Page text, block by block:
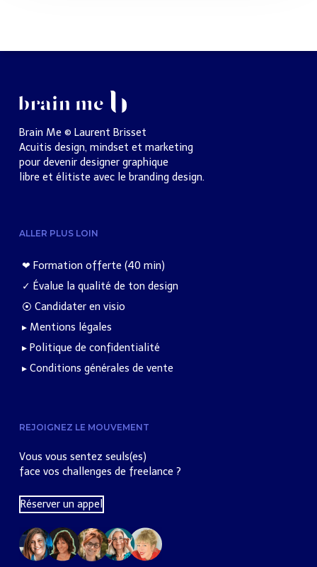
Brain Me © Laurent Brisset
Acuitis design, mindset et marketing
pour devenir designer graphique
libre et élitiste avec le branding design.
ALLER PLUS LOIN
❤︎ Formation offerte (40 min)
✓ Évalue la qualité de ton design
⦿ Candidater en visio
▸ Mentions légales
▸ Politique de confidentialité
▸ Conditions générales de vente
REJOIGNEZ LE MOUVEMENT
Vous vous sentez seuls(es)
face vos challenges de freelance ?
Réserver un appel